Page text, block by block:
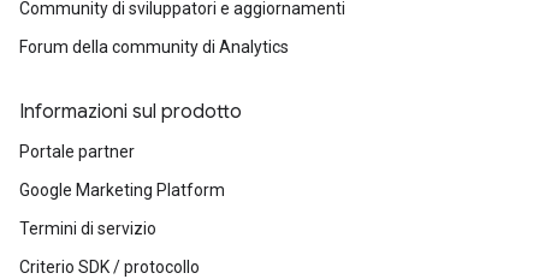
Community di sviluppatori e aggiornamenti
Forum della community di Analytics
Informazioni sul prodotto
Portale partner
Google Marketing Platform
Termini di servizio
Criterio SDK / protocollo